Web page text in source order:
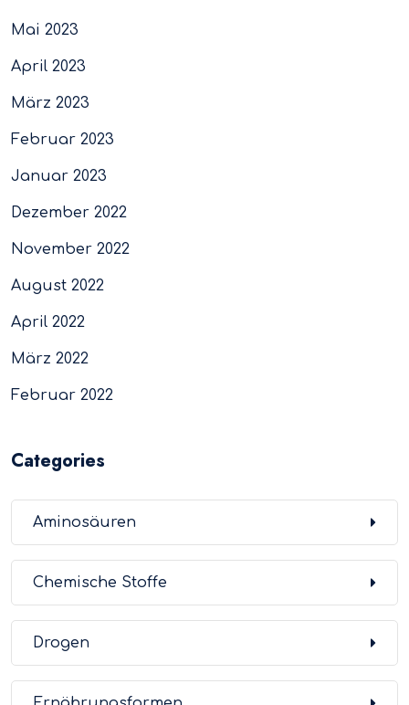
Mai 2023
April 2023
März 2023
Februar 2023
Januar 2023
Dezember 2022
November 2022
August 2022
April 2022
März 2022
Februar 2022
Categories
Aminosäuren
Chemische Stoffe
Drogen